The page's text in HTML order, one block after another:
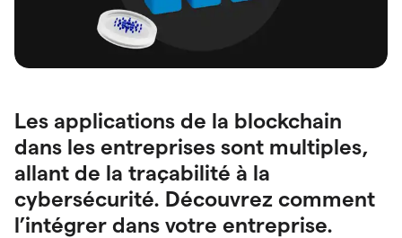
Les applications de la blockchain
dans les entreprises sont multiples,
allant de la traçabilité à la
cybersécurité. Découvrez comment
l’intégrer dans votre entreprise.